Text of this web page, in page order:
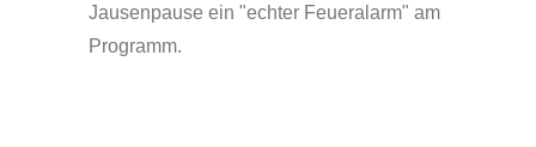
Jausenpause ein "echter Feueralarm" am
Programm.